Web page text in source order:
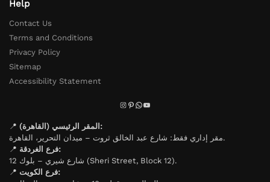
Help
Contact Us
Terms and Conditions
Privacy Policy
Sitemap
Accessibility Statement
📍
المقر الرئيسي (القاهرة):
مقر إداري فقط: شارع عبد الخالق ثروت – ميدان التحرير، القاهرة.
📍
فرع الغردقة:
شارع شيري – بلوك 12 (Sheri Street, Block 12).
📍
فرع الكويت: